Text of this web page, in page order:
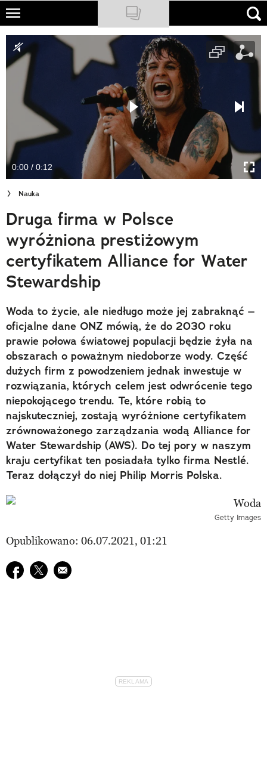
Skip
main
content
NATIONAL GEOGRAPHIC
TRAVELER
PODCASTY
Newsletter
Cuda Polski
Wielki Konkurs Fotograficzny
Trendbook Podróżniczy
Polecane
0:00 / 0:12
Nauka
Druga firma w Polsce
wyróżniona prestiżowym
certyfikatem Alliance for Water
Stewardship
Woda to życie, ale niedługo może jej zabraknąć –
oficjalne dane ONZ mówią, że do 2030 roku
prawie połowa światowej populacji będzie żyła na
obszarach o poważnym niedoborze wody. Część
dużych firm z powodzeniem jednak inwestuje w
rozwiązania, których celem jest odwrócenie tego
niepokojącego trendu. Te, które robią to
najskuteczniej, zostają wyróżnione certyfikatem
zrównoważonego zarządzania wodą Alliance for
Water Stewardship (AWS). Do tej pory w naszym
kraju certyfikat ten posiadała tylko firma Nestlé.
Teraz dołączył do niej Philip Morris Polska.
Getty Images
Opublikowano: 06.07.2021, 01:21
Udostępnij na facebook
Udostępnij na twitter
E-mail do przyjaciela